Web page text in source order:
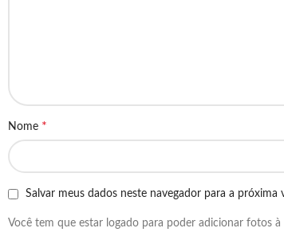
Nome *
Salvar meus dados neste navegador para a próxima
Você tem que estar logado para poder adicionar fotos à